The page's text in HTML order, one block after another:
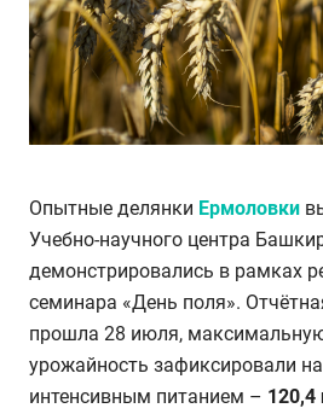
Опытные делянки Ермоловки
Учебно-научного центра
демонстрировались в рамках
семинара «День поля».
прошла 28 июля,
урожайность зафиксировали
интенсивным питанием – 120,4